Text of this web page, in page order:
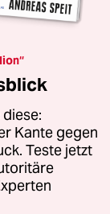
Kante gegen
Teste jetzt